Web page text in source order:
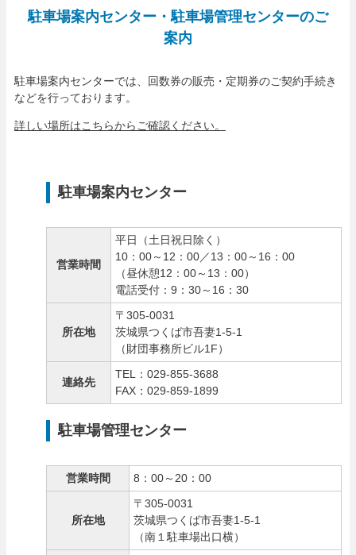
駐車場案内センター・駐車場管理センターのご
案内
駐車場案内センターでは、回数券の販売・定期券のご契約手続き
などを行っております。
詳しい場所はこちらからご確認ください。
駐車場案内センター
営業時間
平日（土日祝日除く）
10：00～12：00／13：00～16：00
（昼休憩12：00～13：00）
電話受付：9：30～16：30
所在地
〒305-0031
茨城県つくば市吾妻1-5-1
（財団事務所ビル1F）
連絡先
TEL：029-855-3688
FAX：029-859-1899
駐車場管理センター
営業時間 8：00～20：00
所在地
〒305-0031
茨城県つくば市吾妻1-5-1
（南１駐車場出口横）